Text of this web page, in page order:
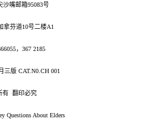
沙嘴邮箱95083号
拿芬道10号二楼A1
，367 2185
三版 CAT.N0.CH 001
有 翻印必究
Questions About Elders